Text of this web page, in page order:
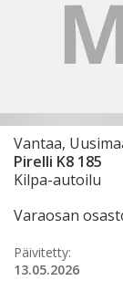
Vantaa,
Pirelli K8 185
Kilpa-autoilu
Varaosan
Päivitetty:
13.05.2026